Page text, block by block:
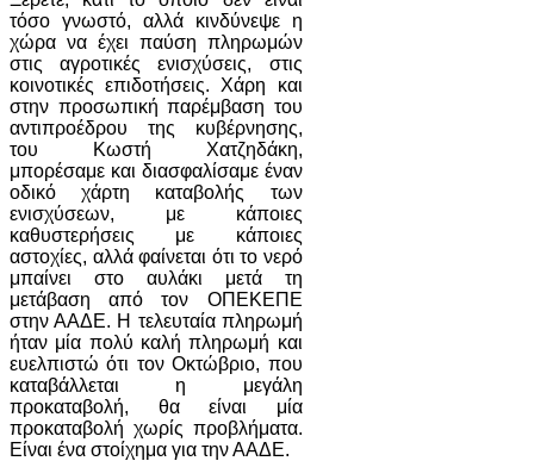
τόσο γνωστό, αλλά κινδύνεψε η
χώρα να έχει παύση πληρωμών
στις αγροτικές ενισχύσεις, στις
κοινοτικές επιδοτήσεις. Χάρη και
στην προσωπική παρέμβαση του
αντιπροέδρου της κυβέρνησης,
του Κωστή Χατζηδάκη,
μπορέσαμε και διασφαλίσαμε έναν
οδικό χάρτη καταβολής των
ενισχύσεων, με κάποιες
καθυστερήσεις με κάποιες
αστοχίες, αλλά φαίνεται ότι το νερό
μπαίνει στο αυλάκι μετά τη
μετάβαση από τον ΟΠΕΚΕΠΕ
στην ΑΑΔΕ. Η τελευταία πληρωμή
ήταν μία πολύ καλή πληρωμή και
ευελπιστώ ότι τον Οκτώβριο, που
καταβάλλεται η μεγάλη
προκαταβολή, θα είναι μία
προκαταβολή χωρίς προβλήματα.
Είναι ένα στοίχημα για την ΑΑΔΕ.